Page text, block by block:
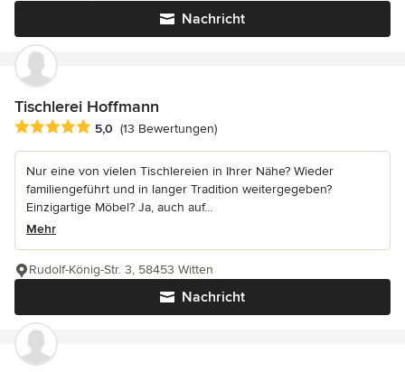
Nachricht
Tischlerei Hoffmann
Durchschnittliche Bewertung: 5 von 5 Sternen
5,0 (13 Bewertungen)
Nur eine von vielen Tischlereien in Ihrer Nähe? Wieder
familiengeführt und in langer Tradition weitergegeben?
Einzigartige Möbel? Ja, auch auf...
Mehr
Nachricht
Rudolf-König-Str. 3, 58453 Witten